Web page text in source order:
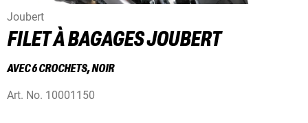
Joubert
FILET À BAGAGES JOUBERT
AVEC 6 CROCHETS, NOIR
Art. No. 10001150